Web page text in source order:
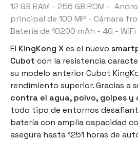
12 GB RAM - 256 GB ROM -
principal de 100 MP - Cámara
Batería de 10200 mAh - 4G - WiFi
El KingKong Xes el nuevo
Cubot con la resistencia
su modelo anterior Cubot
rendimiento superior. Gracias a
contra el agua, polvo, golpes y
todo tipo de entornos
batería con amplia capacidad
asegura hasta 1251 horas de